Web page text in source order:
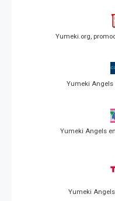
Yumeki.org,
Yumeki Angels
Yumeki Angels
Yumeki